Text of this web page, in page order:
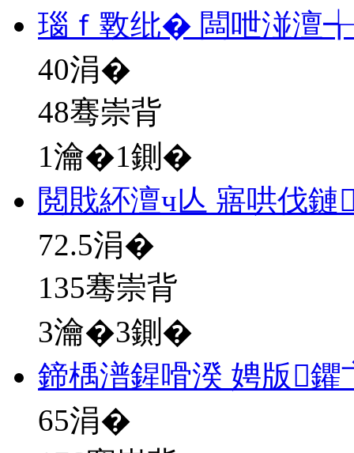
瑙ｆ斁纰� 闆呭湴澶
40涓�
48骞崇背
1瀹�1鍘�
閲戝紑澶ч亾 寤哄伐
72.5涓�
135骞崇背
3瀹�3鍘�
鍗楀潽鍟嗗湀 娉版
65涓�